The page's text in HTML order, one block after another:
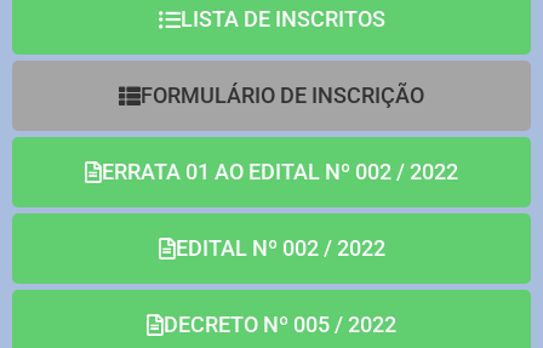
LISTA DE INSCRITOS
FORMULÁRIO DE INSCRIÇÃO
ERRATA 01 AO EDITAL Nº 002 / 2022
EDITAL Nº 002 / 2022
DECRETO Nº 005 / 2022